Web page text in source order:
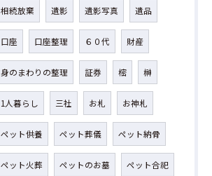
相続放棄 遺影 遺影写真 遺品
口座 口座整理 ６０代 財産
身のまわりの整理 証券 樒 榊
1人暮らし 三社 お札 お神札
ペット供養 ペット葬儀 ペット納骨
ペット火葬 ペットのお墓 ペット合祀